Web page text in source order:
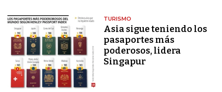
TURISMO
Asia sigue teniendo los
pasaportes más
poderosos, lidera
Singapur